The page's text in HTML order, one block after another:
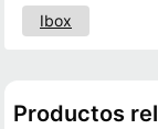
Ibox
Productos